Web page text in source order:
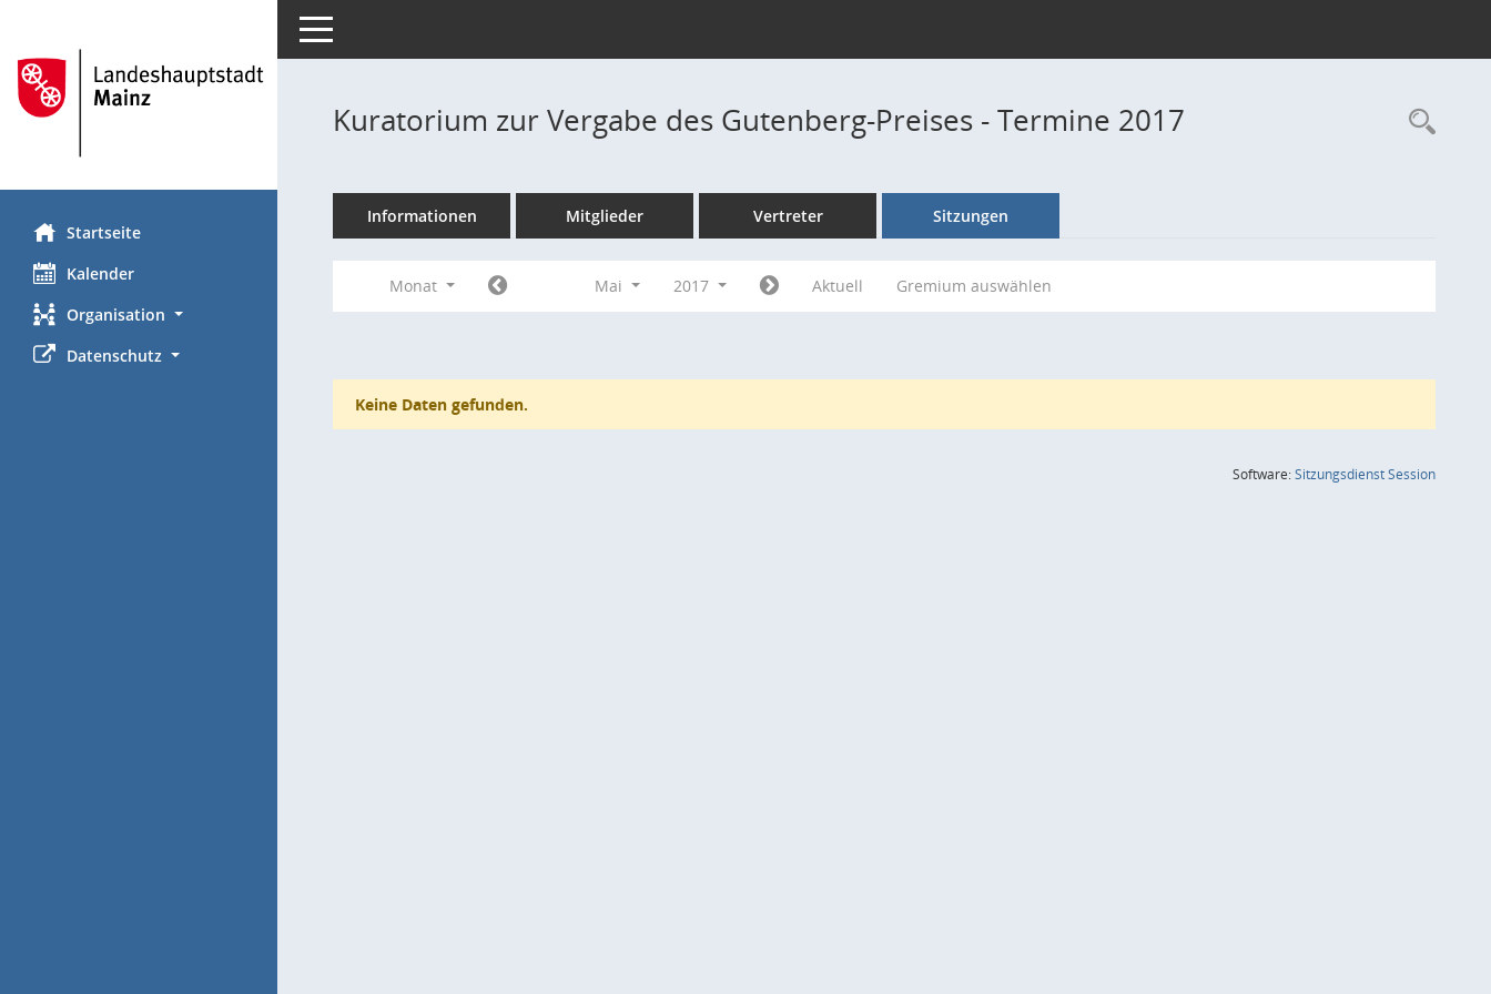
Startseite
Kalender
Organisation
Datenschutz
Toggle navigation
Kuratorium zur Vergabe des Gutenberg-Preises - Termine 2017
Informationen Mitglieder Vertreter Sitzungen
Monat Mai 2017 Aktuell Gremium auswählen
Keine Daten gefunden.
Software:SitzungsdienstSession(Wird in